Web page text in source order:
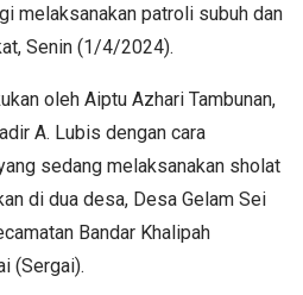
melaksanakan patroli subuh dan
Senin (1/4/2024).
oleh Aiptu Azhari Tambunan,
A. Lubis dengan cara
sedang melaksanakan sholat
di dua desa, Desa Gelam Sei
Bandar Khalipah
(Sergai).